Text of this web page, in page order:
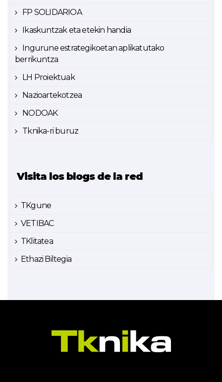
FP SOLIDARIOA
Ikaskuntzak eta etekin handia
Ingurune estrategikoetan aplikatutako
berrikuntza
LH Proiektuak
Nazioartekotzea
NODOAK
Tknika-ri buruz
Visita los blogs de la red
TKgune
VETIBAC
TKlitatea
Ethazi Biltegia